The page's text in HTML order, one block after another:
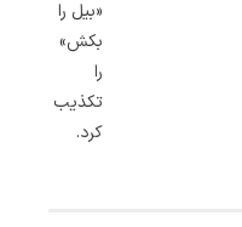
«بیل را
بکش»
را
تکذیب
کرد.